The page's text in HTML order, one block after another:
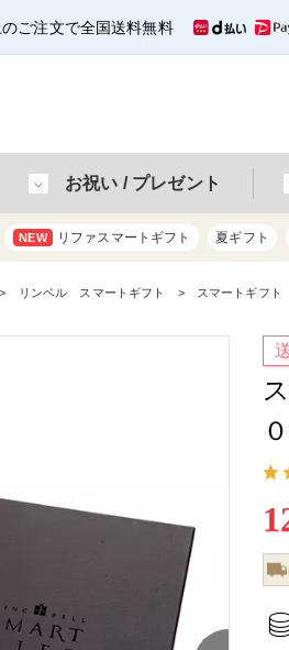
ご注文で全国送料無料
お祝い / プレゼント
NEW リファスマートギフト 夏ギフト
リンベル スマートギフト スマートギフ